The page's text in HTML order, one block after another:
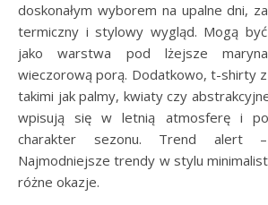
doskonałym wyborem na upalne dni,
termiczny i stylowy wygląd. Mogą
jako warstwa pod lżejsze
wieczorową porą. Dodatkowo, t-shirty
takimi jak palmy, kwiaty czy
wpisują się w letnią atmosferę i
charakter sezonu. Trend alert
Najmodniejsze trendy w stylu
różne okazje.